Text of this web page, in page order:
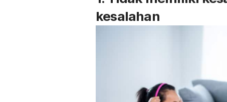
kesalahan